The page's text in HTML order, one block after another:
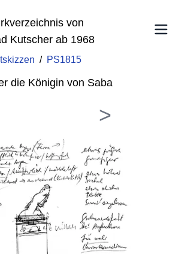
von
Kutscher ab 1968
/ PS1815
die Königin von Saba
>